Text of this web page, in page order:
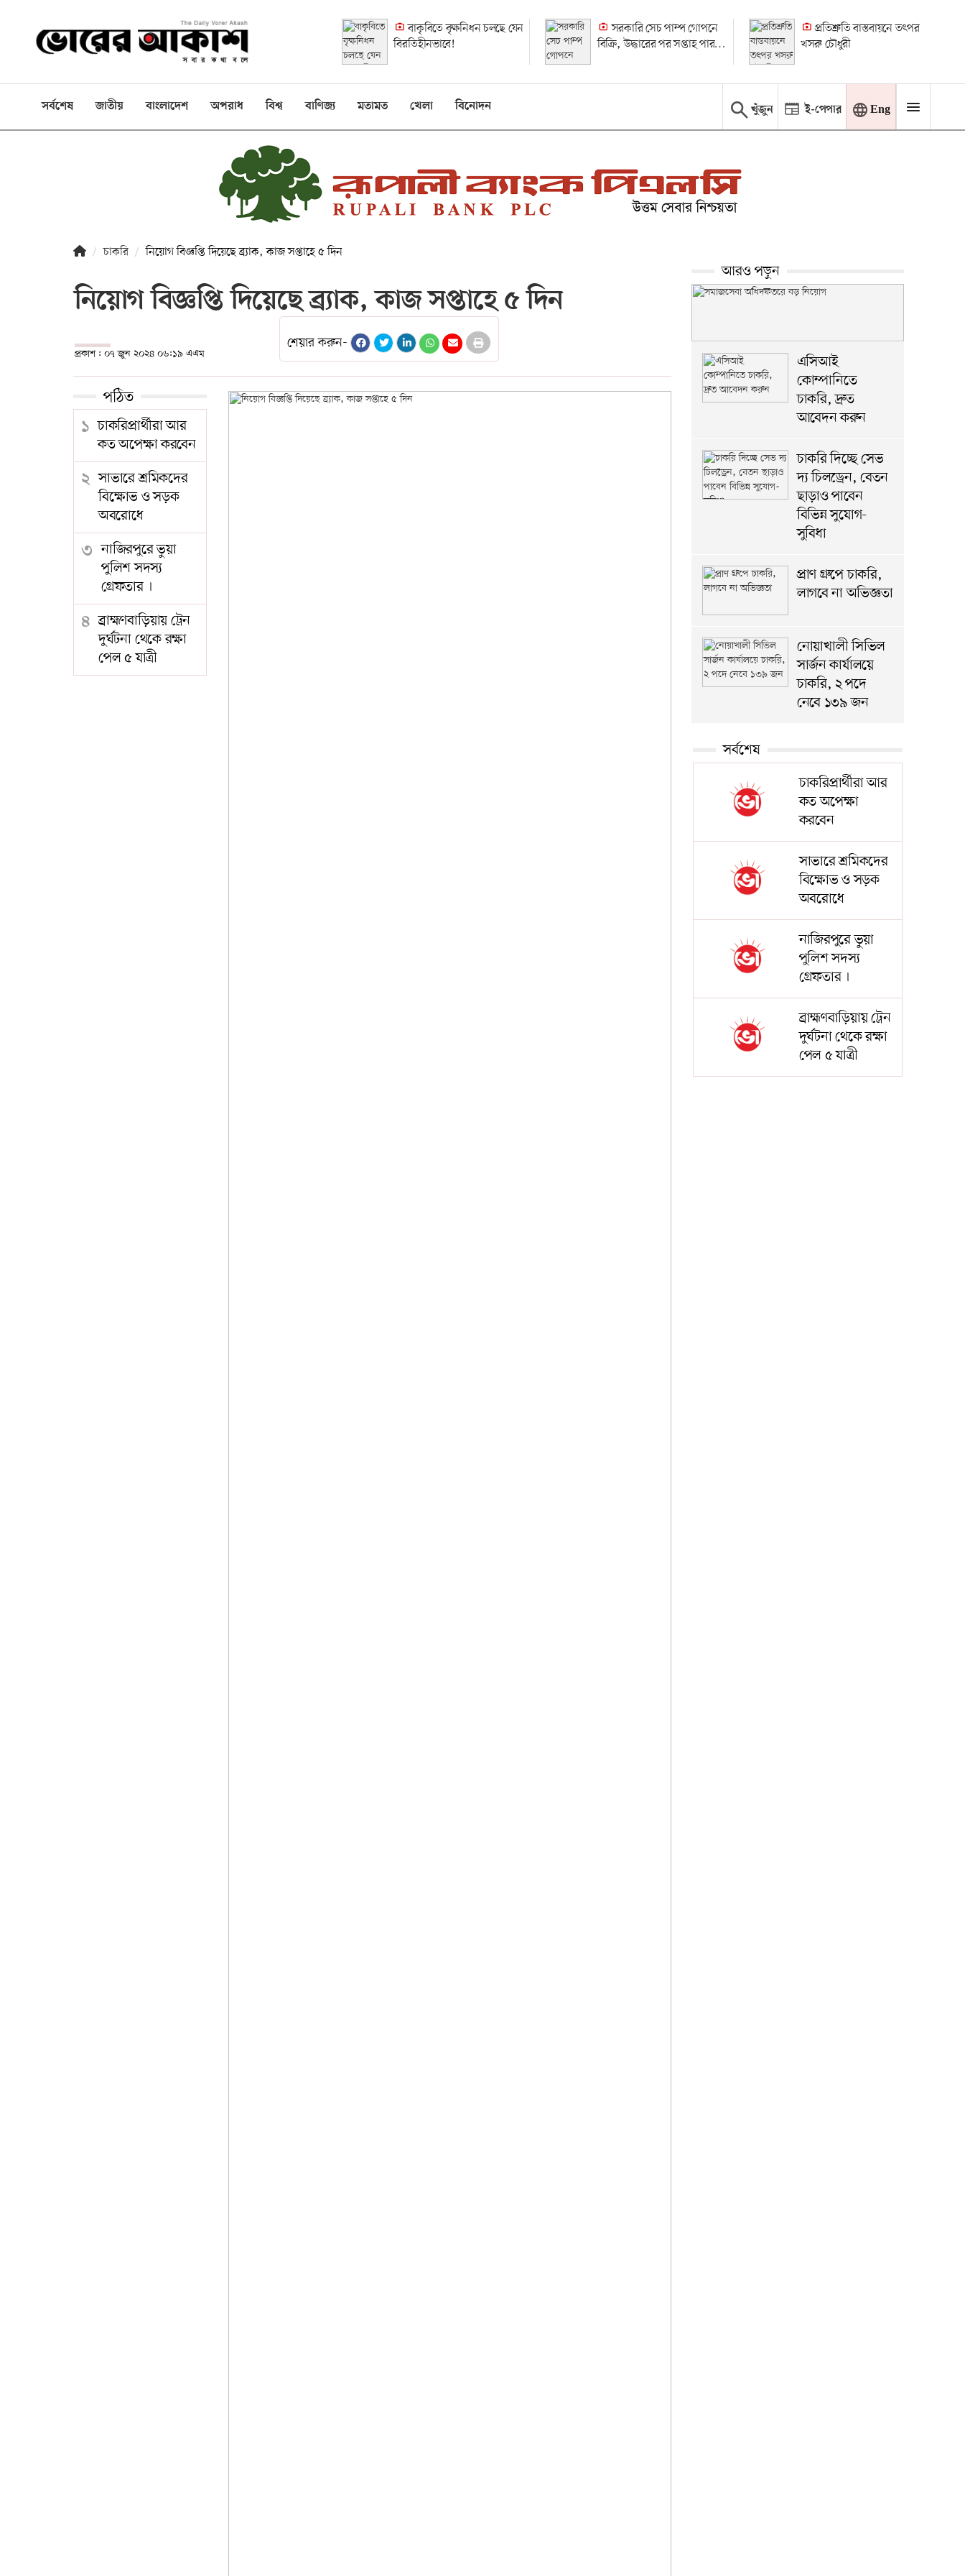
বাকৃবিতে বৃক্ষনিধন চলছে যেন
বিরতিহীনভাবে!
সরকারি সেচ পাম্প গোপনে
বিক্রি, উদ্ধারের পর সপ্তাহ পার
প্রতিশ্রুতি বাস্তবায়নে তৎপর
খসরু চৌধুরী
সর্বশেষ জাতীয় বাংলাদেশ অপরাধ বিশ্ব বাণিজ্য মতামত খেলা বিনোদন খুঁজুন ই-পেপার Eng
প্রচ্ছদ
বাংলাদেশ
চাকরি নিয়োগ বিজ্ঞপ্তি দিয়েছে ব্র্যাক, কাজ সপ্তাহে ৫ দিন
নিয়োগ বিজ্ঞপ্তি দিয়েছে ব্র্যাক, কাজ সপ্তাহে ৫ দিন
প্রকাশ : ০৭ জুন ২০২৪ ০৬:১৯ এএম
শেয়ার করুন-
পঠিত
১ চাকরিপ্রার্থীরা আর
কত অপেক্ষা করবেন
২ সাভারে শ্রমিকদের
বিক্ষোভ ও সড়ক
অবরোধে
৩ নাজিরপুরে ভুয়া
পুলিশ সদস্য
গ্রেফতার ।
৪ ব্রাহ্মণবাড়িয়ায় ট্রেন
দুর্ঘটনা থেকে রক্ষা
পেল ৫ যাত্রী
আরও পড়ুন
সমাজসেবা অধিদফতরে বড় নিয়োগ
এসিআই
কোম্পানিতে
চাকরি, দ্রুত
আবেদন করুন
চাকরি দিচ্ছে সেভ
দ্য চিলড্রেন, বেতন
ছাড়াও পাবেন
বিভিন্ন সুযোগ-
সুবিধা
প্রাণ গ্রুপে চাকরি,
লাগবে না অভিজ্ঞতা
নোয়াখালী সিভিল
সার্জন কার্যালয়ে
চাকরি, ২ পদে
নেবে ১৩৯ জন
সর্বশেষ
চাকরিপ্রার্থীরা আর
কত অপেক্ষা
করবেন
সাভারে শ্রমিকদের
বিক্ষোভ ও সড়ক
অবরোধে
নাজিরপুরে ভুয়া
পুলিশ সদস্য
গ্রেফতার ।
ব্রাহ্মণবাড়িয়ায় ট্রেন
দুর্ঘটনা থেকে রক্ষা
পেল ৫ যাত্রী